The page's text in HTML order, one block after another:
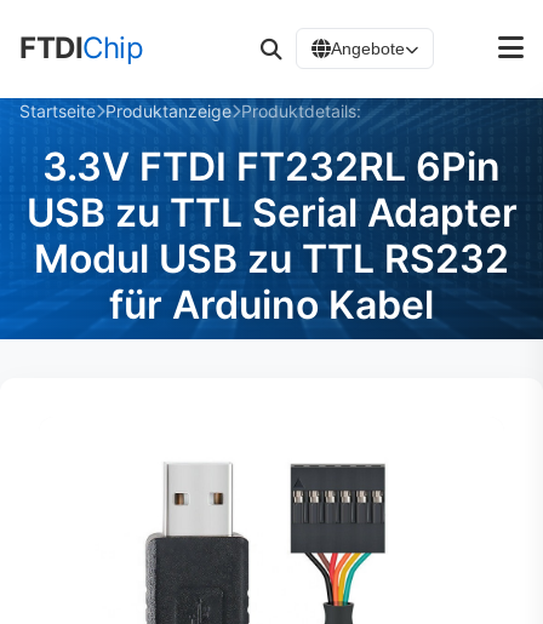
FTDIChip Angebote
Startseite Produktanzeige Produktdetails:
3.3V FTDI FT232RL 6Pin
USB zu TTL Serial Adapter
Modul USB zu TTL RS232
für Arduino Kabel